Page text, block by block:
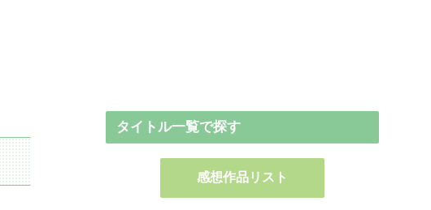
タイトル一覧で探す
感想作品リスト